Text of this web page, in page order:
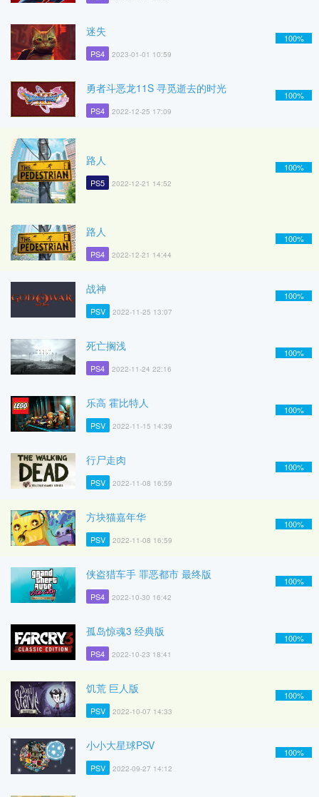
迷失
PS4 2023-01-01 10:59
100%
勇者斗恶龙11S 寻觅逝去的时光
PS4 2022-12-25 17:09
100%
路人
PS5 2022-12-21 14:52
100%
路人
PS4 2022-12-21 14:44
100%
战神
PSV 2022-11-25 13:07
100%
死亡搁浅
PS4 2022-11-24 22:16
100%
乐高 霍比特人
PSV 2022-11-15 14:39
100%
行尸走肉
PSV 2022-11-08 16:59
100%
方块猫嘉年华
PSV 2022-11-08 16:59
100%
侠盗猎车手 罪恶都市 最终版
PS4 2022-10-30 16:42
100%
孤岛惊魂3 经典版
PS4 2022-10-23 18:41
100%
饥荒 巨人版
PSV 2022-10-07 14:33
100%
小小大星球PSV
PSV 2022-09-27 14:12
100%